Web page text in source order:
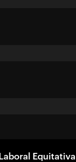
Equitativa